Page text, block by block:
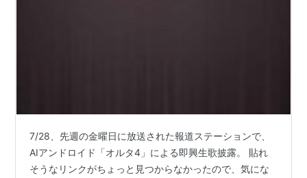
7/28、先週の金曜日に放送された報道ステーションで、
AIアンドロイド「オルタ4」による即興生歌披露。 貼れ
そうなリンクがちょっと見つからなかったので、気にな